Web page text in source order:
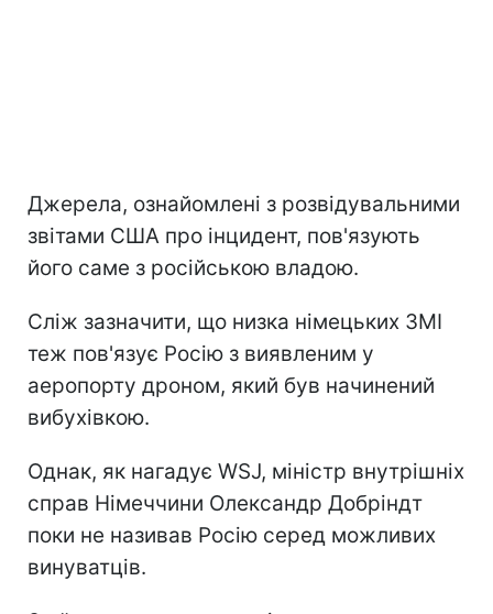
Джерела, ознайомлені з розвідувальними
звітами США про інцидент, пов'язують
його саме з російською владою.
Сліж зазначити, що низка німецьких ЗМІ
теж пов'язує Росію з виявленим у
аеропорту дроном, який був начинений
вибухівкою.
Однак, як нагадує WSJ, міністр внутрішніх
справ Німеччини Олександр Добріндт
поки не називав Росію серед можливих
винуватців.